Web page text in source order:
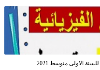
الاولى متوسط 2021